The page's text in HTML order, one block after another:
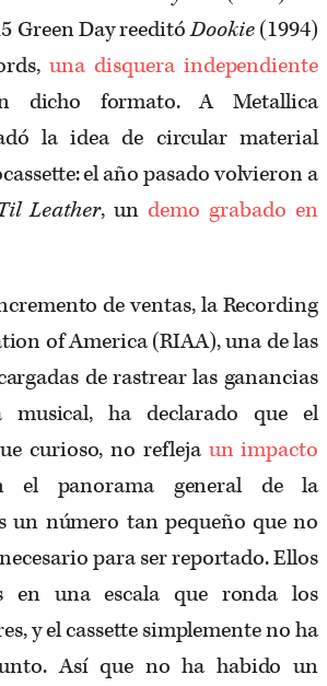
Green Day reeditóDookie(1994)
una disquera independiente
dicho formato. A Metallica
la idea de circular material
el año pasado volvieron a
Leather, undemo grabado en
de ventas, la Recording
of America (RIAA), una de las
de rastrear las ganancias
ha declarado que el
curioso, no refleja un impacto
el panorama general de la
un número tan pequeño que no
para ser reportado. Ellos
en una escala que ronda los
y el cassette simplemente no ha
Así que no ha habido un